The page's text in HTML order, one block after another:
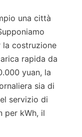
una città
costruzione
rapida da
yuan, la
sia di
servizio di
per kWh, il